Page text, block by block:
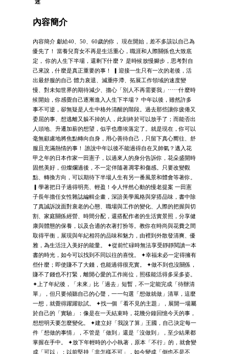
述
內容簡介
內容簡介 獻給40、50、60歲的你， 現在開始，差不多該以自己為
優先了！ 當養兒育女不再是生活重心，職涯和人際關係也大致底
定， 你的人生下半場，還剩下什麼？ 是時候放慢腳步，思考對自
己來說，什麼是真正重要的事！ ▎迎接一生只有一次的老後，活
出最舒服的自己 體力衰退、減重停滯、拓展工作領域的速度變
慢、對未知世界的期待減少、擔心「別人不再需要我」⋯⋯什麼時
候開始，你感覺自己逐漸進入人生下半場？ 中年以後，雖然許多
事不可逆，卻無疑是人生中格外清醒的階段。過去那些讓你疲倦又
委屈的事、想逃離又躲不掉的人，此刻終於可以放手了；而能否出
人頭地、升遷加薪的想望，似乎也塵埃落定了。就是現在，你可以
毫無顧慮地將焦點轉向自身，用心善待自己，只留下真心嚮往、舒
服且充滿熱情的事！ 誰說中年以後不能過得自在又帥氣？邁入花
甲之年的日本作家一田憲子，以過來人的身分告訴你，花朵盛開時
固然美好，但燦爛過後，不一定伴隨著凋零和傷感。只要改變觀
點、轉換方向，可以期待下半場人生有另一番風景和體會等著你。
▎學著把日子過得明亮、輕盈！令人怦然心動的慢老提案 一田憲
子長年擔任女性雜誌編輯企畫，深諳美學風格與穿搭品味，書中除
了真誠訴說面對衰老的心態、職場與工作的變化、人際的把握與切
割、家庭關係經營、時間分配，還搭配作者的生活實景照，分享健
康與體態的保養，以及合適的衣著打扮等。教你在時尚與花費之間
取得平衡，展現與年紀相符的品味和魅力，由裡到外散發清爽、優
雅，為生活注入美好的能量。 ✦從前忙碌時無法享受靜靜閱讀一本
書的時光，如今可以找到不同以往的喜悅。 ✦幸福未必一定得擁有
些什麼；即使賺不了大錢，也能過得很充實。 ✦做不到也沒關係，
賺不了錢也不打緊，離開心愛的工作崗位，照樣能活得多采多姿。
✦上了年紀後，「未來」比「過去」短暫，不一定能完成「待辦清
單」，但只要傾聽自己的心聲，一一勾選「想做就做」清單，這麼
一想，就覺得躍躍欲試。 ✦找一個「看不見的主題」，展開一場屬
於自己的「實驗」：像是在一天結束時，花幾分鐘回憶今天的事，
想想明天要怎麼變化。 ✦建立好「我說了算」王國，自己決定每一
件「想做的事情」，不管是「做到」還是「沒做到」，至少結果都
掌握在手中。 ✦放下年輕時的小小執著，原本「不行」的，就會變
成「可以」；以前堅持「非怎樣不可」，如今變成「倒也不是不